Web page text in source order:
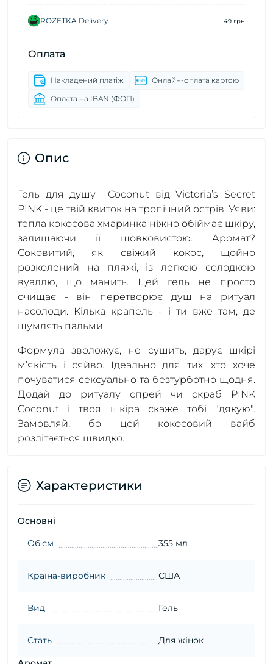
ROZETKA Delivery 49 грн
Оплата
Накладений платіж
Онлайн-оплата картою
Оплата на IBAN (ФОП)
Опис
Гель для душу Coconut від Victoria’s Secret
PINK - це твій квиток на тропічний острів. Уяви:
тепла кокосова хмаринка ніжно обіймає шкіру,
залишаючи її шовковистою. Аромат?
Соковитий, як свіжий кокос, щойно
розколений на пляжі, із легкою солодкою
вуаллю, що манить. Цей гель не просто
очищає - він перетворює душ на ритуал
насолоди. Кілька крапель - і ти вже там, де
шумлять пальми.
Формула зволожує, не сушить, дарує шкірі
м’якість і сяйво. Ідеально для тих, хто хоче
почуватися сексуально та безтурботно щодня.
Додай до ритуалу спрей чи скраб PINK
Coconut і твоя шкіра скаже тобі "дякую".
Замовляй, бо цей кокосовий вайб
розлітається швидко.
Характеристики
Основні
Об'єм 355 мл
Країна-виробник США
Вид Гель
Стать Для жінок